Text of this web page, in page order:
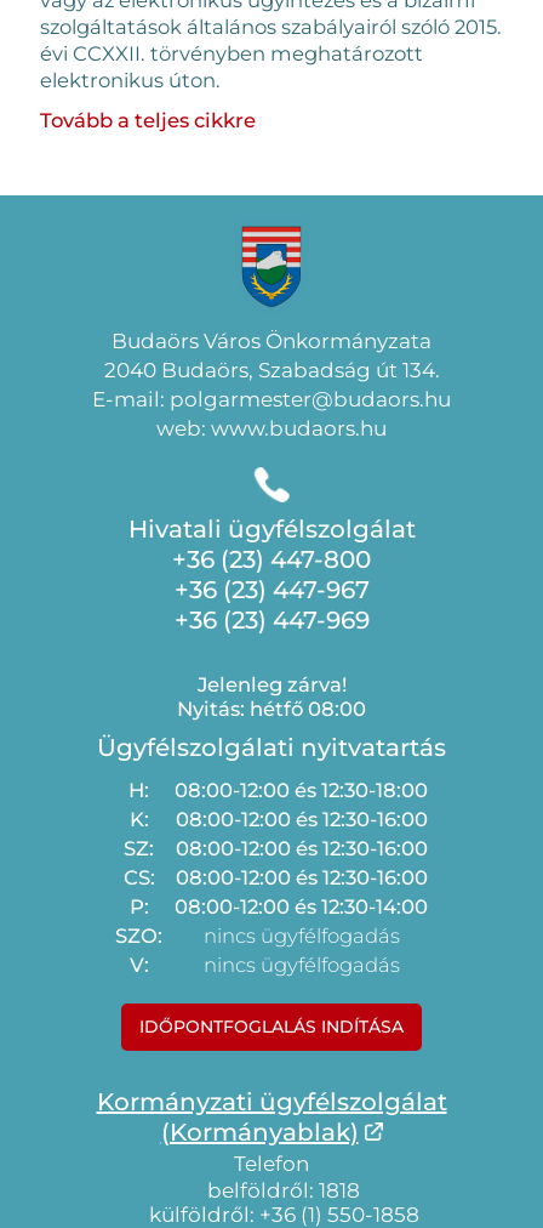
szolgáltatások általános szabályairól szóló 2015.
évi CCXXII. törvényben meghatározott
elektronikus úton.
Tovább a teljes cikkre
Budaörs Város Önkormányzata
2040 Budaörs, Szabadság út 134.
E-mail: polgarmester@budaors.hu
web: www.budaors.hu
Hivatali ügyfélszolgálat
+36 (23) 447-800
+36 (23) 447-967
+36 (23) 447-969
Jelenleg zárva!
Nyitás: hétfő 08:00
Ügyfélszolgálati nyitvatartás
H:
08:00-12:00 és 12:30-18:00
K:
08:00-12:00 és 12:30-16:00
SZ:
08:00-12:00 és 12:30-16:00
CS:
08:00-12:00 és 12:30-16:00
P:
08:00-12:00 és 12:30-14:00
SZO:
nincs ügyfélfogadás
V:
nincs ügyfélfogadás
IDŐPONTFOGLALÁS INDÍTÁSA
Kormányzati ügyfélszolgálat
(Kormányablak)
Telefon
belföldről: 1818
külföldről: +36 (1) 550-1858